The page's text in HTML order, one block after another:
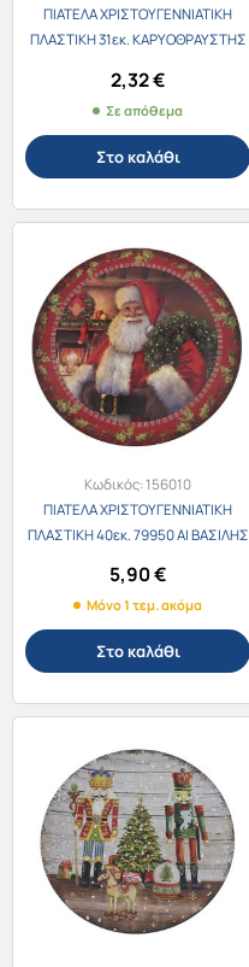
ΠΙΑΤΕΛΑ ΧΡΙΣΤΟΥΓΕΝΝΙΑΤΙΚΗ
ΠΛΑΣΤΙΚΗ 31εκ. ΚΑΡΥΟΘΡΑΥΣΤΗΣ
2,32€
Σε απόθεμα
Στο καλάθι
Κωδικός:156010
ΠΙΑΤΕΛΑ ΧΡΙΣΤΟΥΓΕΝΝΙΑΤΙΚΗ
ΠΛΑΣΤΙΚΗ 40εκ. 79950 ΑΙ ΒΑΣΙΛΗΣ
5,90€
Μόνο 1 τεμ. ακόμα
Στο καλάθι